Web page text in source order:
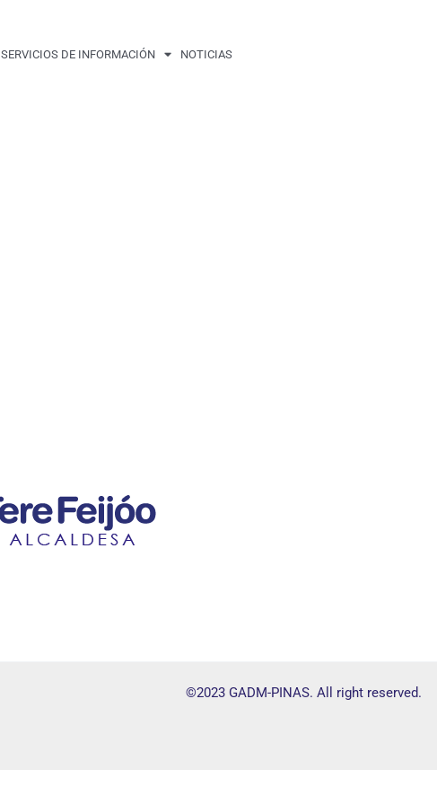
SERVICIOS DE INFORMACIÓN NOTICIAS
©2023 GADM-PINAS. All right reserved.